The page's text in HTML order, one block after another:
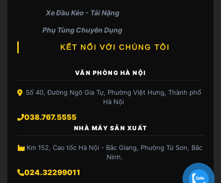
Xe Đầu Kéo - Tải Nặng
Phụ Tùng Chuyên Dụng
KẾT NỐI VỚI CHÚNG TÔI
VĂN PHÒNG HÀ NỘI
Số 40, Đường Ngô Gia Tự, Phường Việt Hưng, Thành phố
Hà Nội
038.767.5555
NHÀ MÁY SẢN XUẤT
Km 152, Cao tốc Hà Nội - Bắc Giang, Phường Từ Sơn, Bắc
Ninh.
024.32299011